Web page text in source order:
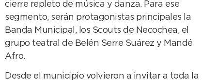
cierre repleto de música y danza. Para ese
segmento, serán protagonistas principales la
Banda Municipal, los Scouts de Necochea, el
grupo teatral de Belén Serre Suárez y Mandé
Afro.
Desde el municipio volvieron a invitar a toda la